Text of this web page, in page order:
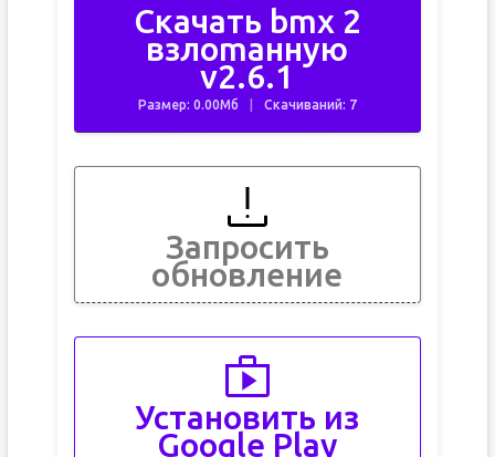
Скачать bmx 2
взлоmанную
v2.6.1
Размер: 0.00Мб Скачиваний: 7
Запросить
обновление
Установить из
Google Play